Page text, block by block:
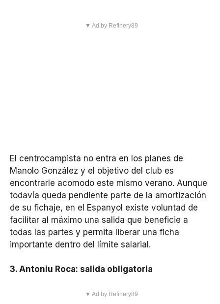
▼ Ad by Refinery89
El centrocampista no entra en los planes de
Manolo González y el objetivo del club es
encontrarle acomodo este mismo verano. Aunque
todavía queda pendiente parte de la amortización
de su fichaje, en el Espanyol existe voluntad de
facilitar al máximo una salida que beneficie a
todas las partes y permita liberar una ficha
importante dentro del límite salarial.
3. Antoniu Roca: salida obligatoria
▼ Ad by Refinery89